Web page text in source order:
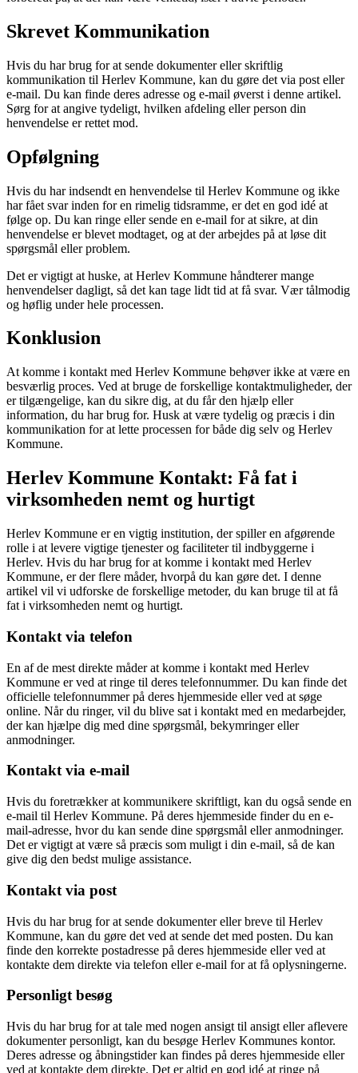
Skrevet Kommunikation
Hvis du har brug for at sende dokumenter eller skriftlig
kommunikation til Herlev Kommune, kan du gøre det via post eller
e-mail. Du kan finde deres adresse og e-mail øverst i denne artikel.
Sørg for at angive tydeligt, hvilken afdeling eller person din
henvendelse er rettet mod.
Opfølgning
Hvis du har indsendt en henvendelse til Herlev Kommune og ikke
har fået svar inden for en rimelig tidsramme, er det en god idé at
følge op. Du kan ringe eller sende en e-mail for at sikre, at din
henvendelse er blevet modtaget, og at der arbejdes på at løse dit
spørgsmål eller problem.
Det er vigtigt at huske, at Herlev Kommune håndterer mange
henvendelser dagligt, så det kan tage lidt tid at få svar. Vær tålmodig
og høflig under hele processen.
Konklusion
At komme i kontakt med Herlev Kommune behøver ikke at være en
besværlig proces. Ved at bruge de forskellige kontaktmuligheder, der
er tilgængelige, kan du sikre dig, at du får den hjælp eller
information, du har brug for. Husk at være tydelig og præcis i din
kommunikation for at lette processen for både dig selv og Herlev
Kommune.
Herlev Kommune Kontakt: Få fat i
virksomheden nemt og hurtigt
Herlev Kommune er en vigtig institution, der spiller en afgørende
rolle i at levere vigtige tjenester og faciliteter til indbyggerne i
Herlev. Hvis du har brug for at komme i kontakt med Herlev
Kommune, er der flere måder, hvorpå du kan gøre det. I denne
artikel vil vi udforske de forskellige metoder, du kan bruge til at få
fat i virksomheden nemt og hurtigt.
Kontakt via telefon
En af de mest direkte måder at komme i kontakt med Herlev
Kommune er ved at ringe til deres telefonnummer. Du kan finde det
officielle telefonnummer på deres hjemmeside eller ved at søge
online. Når du ringer, vil du blive sat i kontakt med en medarbejder,
der kan hjælpe dig med dine spørgsmål, bekymringer eller
anmodninger.
Kontakt via e-mail
Hvis du foretrækker at kommunikere skriftligt, kan du også sende en
e-mail til Herlev Kommune. På deres hjemmeside finder du en e-
mail-adresse, hvor du kan sende dine spørgsmål eller anmodninger.
Det er vigtigt at være så præcis som muligt i din e-mail, så de kan
give dig den bedst mulige assistance.
Kontakt via post
Hvis du har brug for at sende dokumenter eller breve til Herlev
Kommune, kan du gøre det ved at sende det med posten. Du kan
finde den korrekte postadresse på deres hjemmeside eller ved at
kontakte dem direkte via telefon eller e-mail for at få oplysningerne.
Personligt besøg
Hvis du har brug for at tale med nogen ansigt til ansigt eller aflevere
dokumenter personligt, kan du besøge Herlev Kommunes kontor.
Deres adresse og åbningstider kan findes på deres hjemmeside eller
ved at kontakte dem direkte. Det er altid en god idé at ringe på